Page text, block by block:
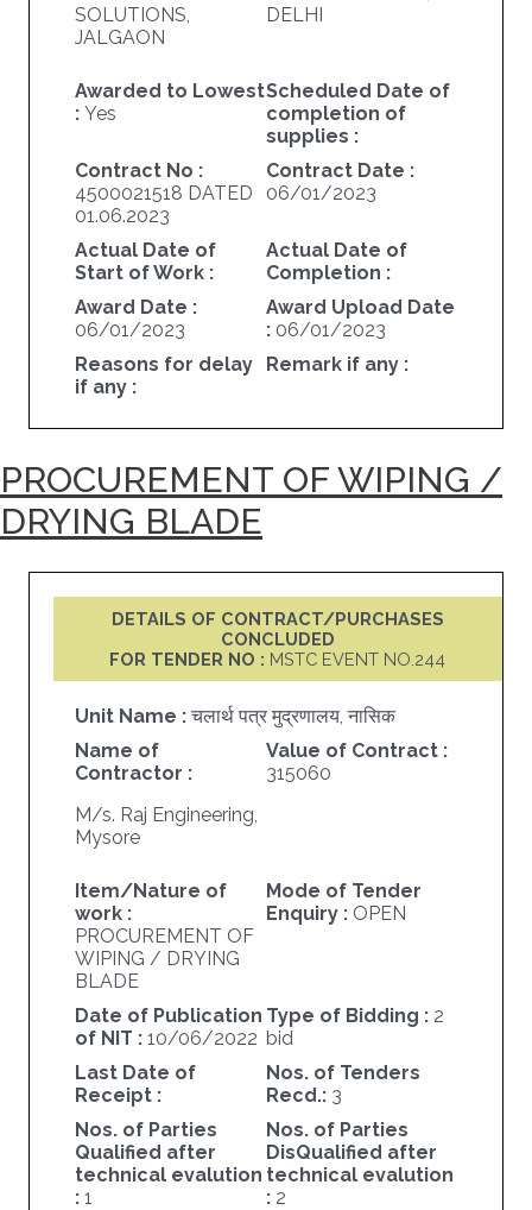
SOLUTIONS,
JALGAON
DELHI
Awarded to Lowest
: Yes
Scheduled Date of
completion of
supplies :
Contract No :
4500021518 DATED
01.06.2023
Contract Date :
06/01/2023
Actual Date of
Start of Work :
Actual Date of
Completion :
Award Date :
06/01/2023
Award Upload Date
: 06/01/2023
Reasons for delay
if any :
Remark if any :
PROCUREMENT OF WIPING /
DRYING BLADE
DETAILS OF CONTRACT/PURCHASES
CONCLUDED
FOR TENDER NO : MSTC EVENT NO.244
Unit Name : चलार्थ पत्र मुद्रणालय, नासिक
Name of
Contractor :
M/s. Raj Engineering,
Mysore
Value of Contract :
315060
Item/Nature of
work :
PROCUREMENT OF
WIPING / DRYING
BLADE
Mode of Tender
Enquiry : OPEN
Date of Publication
of NIT : 10/06/2022
Type of Bidding : 2
bid
Last Date of
Receipt :
Nos. of Tenders
Recd.: 3
Nos. of Parties
Qualified after
technical evalution
: 1
Nos. of Parties
DisQualified after
technical evalution
: 2